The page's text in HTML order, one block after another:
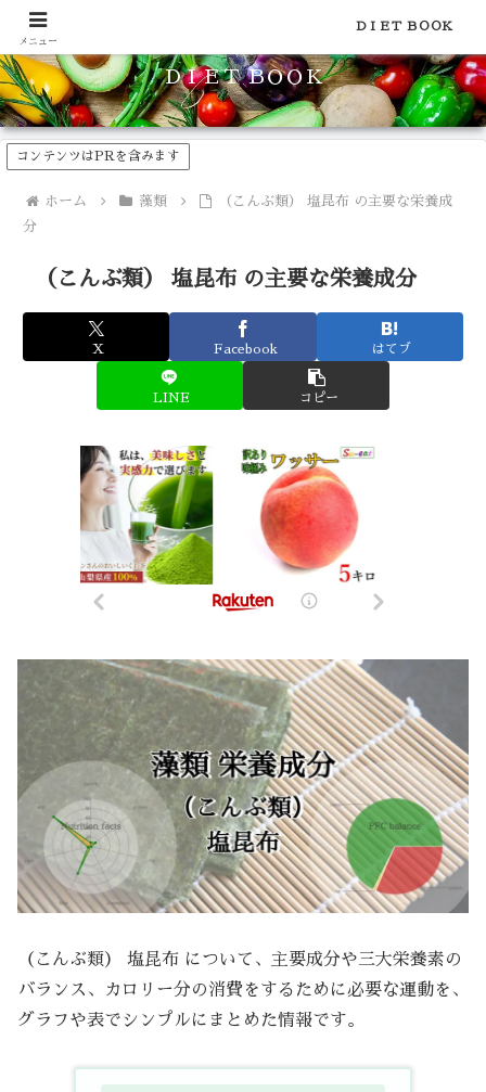
食品のカロリーや糖質などの栄養素がわかる！健康やダイエットに
ＤＩＥＴ ＢＯＯＫ
コンテンツはPRを含みます
ホーム 藻類
（こんぶ類） 塩昆布 の主要な栄養成
分
（こんぶ類） 塩昆布 の主要な栄養成分
X Facebook はてブ
LINE コピー
（こんぶ類） 塩昆布 について、主要成分や三大栄養素の
バランス、カロリー分の消費をするために必要な運動を、
グラフや表でシンプルにまとめた情報です。
メニュー
ＤＩＥＴ ＢＯＯＫ